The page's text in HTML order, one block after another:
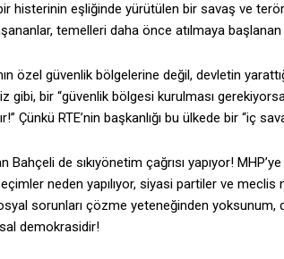
histerinin eşliğinde yürütülen bir savaş ve
temelleri daha önce atılmaya başlanan
özel güvenlik bölgelerine değil, devletin
gibi, bir “güvenlik bölgesi kurulması
Çünkü RTE’nin başkanlığı bu ülkede bir “iç
Bahçeli de sıkıyönetim çağrısı yapıyor!
neden yapılıyor, siyasi partiler ve
sorunları çözme yeteneğinden yoksunum,
demokrasidir!